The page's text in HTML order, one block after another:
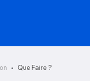
Que Faire ?